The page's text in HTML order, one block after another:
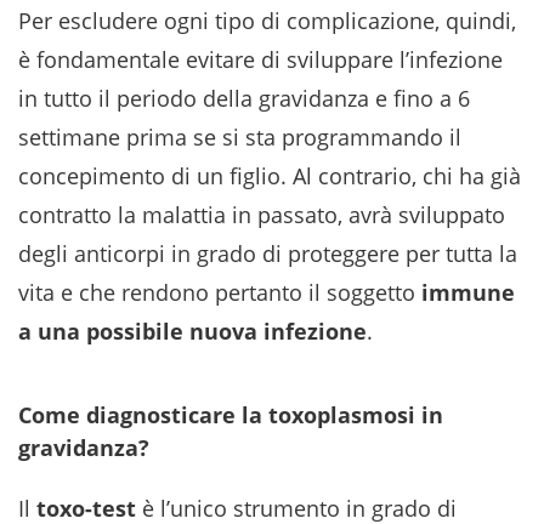
Per escludere ogni tipo di complicazione, quindi,
è fondamentale evitare di sviluppare l’infezione
in tutto il periodo della gravidanza e fino a 6
settimane prima se si sta programmando il
concepimento di un figlio. Al contrario, chi ha già
contratto la malattia in passato, avrà sviluppato
degli anticorpi in grado di proteggere per tutta la
vita e che rendono pertanto il soggetto immune
a una possibile nuova infezione.
Come diagnosticare la toxoplasmosi in
gravidanza?
Il toxo-test è l’unico strumento in grado di